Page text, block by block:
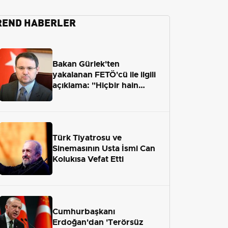
HABERLER
Bakan Gürlek'ten
yakalanan FETÖ'cü ile ilgili
açıklama: "Hiçbir hain
Türk Tiyatrosu ve
Sinemasının Usta İsmi Can
Kolukısa Vefat Etti
Cumhurbaşkanı
Erdoğan'dan 'Terörsüz